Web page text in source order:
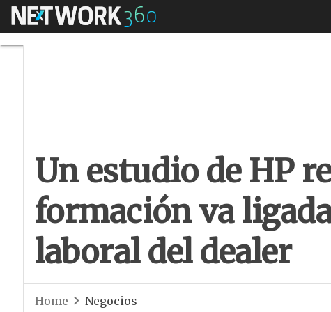
Menú Un estudio de HP
Un estudio de HP
formación va
laboral del dealer
Home Negocios